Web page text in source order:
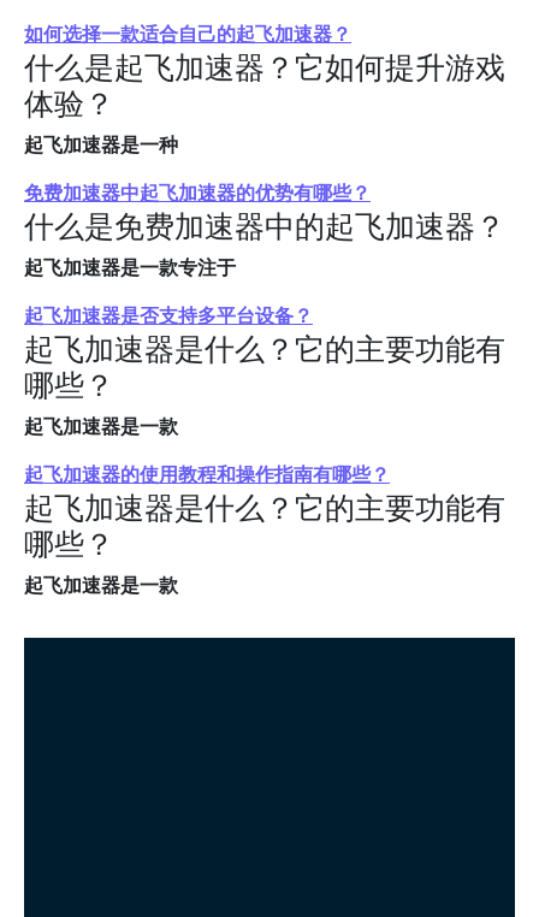
如何选择一款适合自己的起飞加速器？
什么是起飞加速器？它如何提升游戏
体验？
起飞加速器是一种
免费加速器中起飞加速器的优势有哪些？
什么是免费加速器中的起飞加速器？
起飞加速器是一款专注于
起飞加速器是否支持多平台设备？
起飞加速器是什么？它的主要功能有
哪些？
起飞加速器是一款
起飞加速器的使用教程和操作指南有哪些？
起飞加速器是什么？它的主要功能有
哪些？
起飞加速器是一款